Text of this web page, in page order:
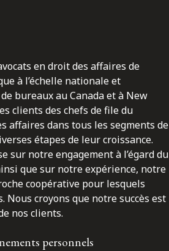
en droit des affaires de
à l’échelle nationale et
bureaux au Canada et à New
clients des chefs de file du
affaires dans tous les segments de
étapes de leur croissance.
sur notre engagement à l’égard du
que sur notre expérience, notre
coopérative pour lesquels
Nous croyons que notre succès est
nos clients.
personnels